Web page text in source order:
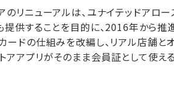
のリニューアルは、ユナイテッドア
提供することを目的に、2016年から
ードの仕組みを改編し、リアル店舗と
アアプリがそのまま会員証として使